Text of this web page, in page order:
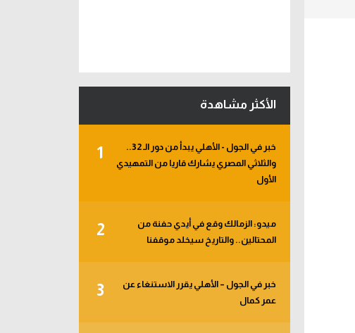
الأكثر مشاهدة
1
خبر في الجول - الأهلي يبدأ من دور الـ 32..
والثلاثي المصري يشارك قاريا من التمهيدي
الأول
2
ميدو: الزمالك وقع في أيدي حفنة من
المحتالين.. والتاريخ سيخلد موقفنا
3
خبر في الجول – الأهلي يقرر الاستنغاء عن
عمر كمال